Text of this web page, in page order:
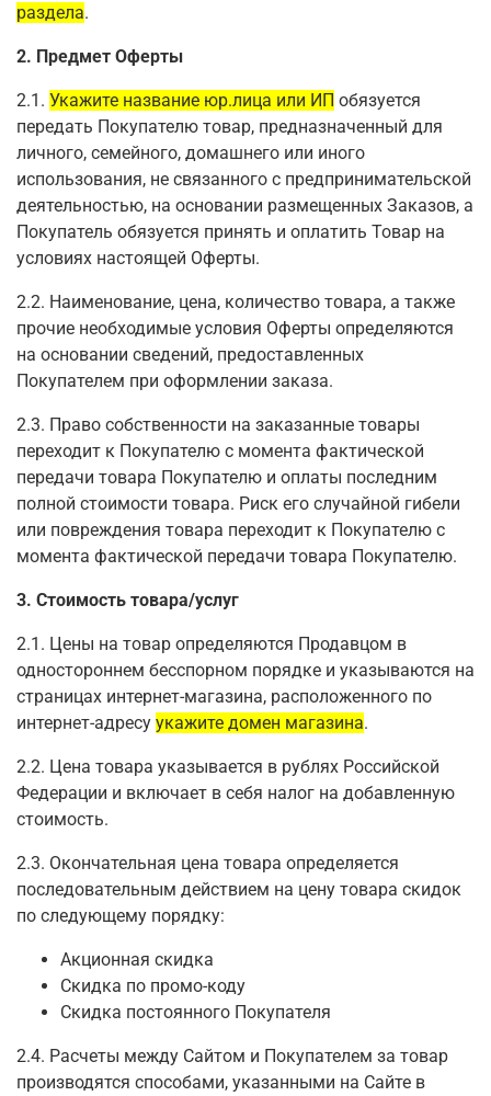
раздела.
2. Предмет Оферты
2.1. Укажите название юр.лица или ИП обязуется
передать Покупателю товар, предназначенный для
личного, семейного, домашнего или иного
использования, не связанного с предпринимательской
деятельностью, на основании размещенных Заказов, а
Покупатель обязуется принять и оплатить Товар на
условиях настоящей Оферты.
2.2. Наименование, цена, количество товара, а также
прочие необходимые условия Оферты определяются
на основании сведений, предоставленных
Покупателем при оформлении заказа.
2.3. Право собственности на заказанные товары
переходит к Покупателю с момента фактической
передачи товара Покупателю и оплаты последним
полной стоимости товара. Риск его случайной гибели
или повреждения товара переходит к Покупателю с
момента фактической передачи товара Покупателю.
3. Стоимость товара/услуг
2.1. Цены на товар определяются Продавцом в
одностороннем бесспорном порядке и указываются на
страницах интернет-магазина, расположенного по
интернет-адресу укажите домен магазина.
2.2. Цена товара указывается в рублях Российской
Федерации и включает в себя налог на добавленную
стоимость.
2.3. Окончательная цена товара определяется
последовательным действием на цену товара скидок
по следующему порядку:
Акционная скидка
Скидка по промо-коду
Скидка постоянного Покупателя
2.4. Расчеты между Сайтом и Покупателем за товар
производятся способами, указанными на Сайте в